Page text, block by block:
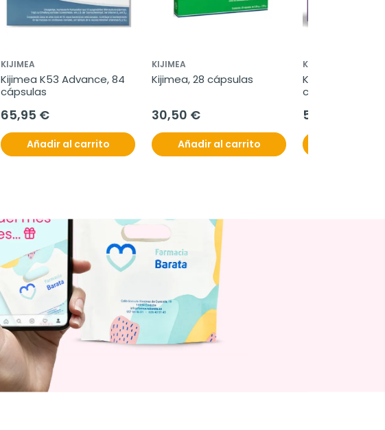
KIJIMEA
Kijimea K53 Advance, 84
cápsulas
65,95 €
Añadir al carrito
KIJIMEA
Kijimea, 28 cápsulas
30,50 €
Añadir al carrito
KIJIMEA
Kijimea
cápsulas
59,00 €